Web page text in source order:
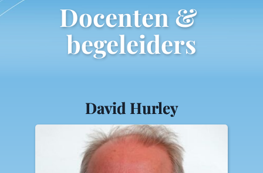
Docenten &
begeleiders
David Hurley